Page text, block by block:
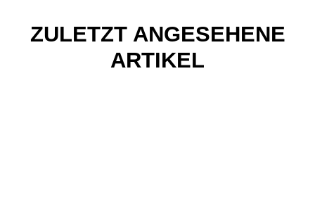
ZULETZT ANGESEHENE
ARTIKEL